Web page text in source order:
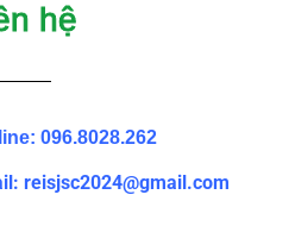
hệ
096.8028.262
reisjsc2024@gmail.com